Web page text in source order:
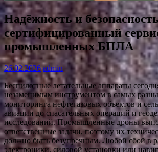
Надёжность и
сертифицированный
промышленных БПЛА
26.02.2026 admin
Беспилотные летательные аппараты
незаменимым инструментом в самых
мониторинга нефтегазовых объектов и
авиации до спасательных операций и
исследований. Промышленные дроны
ответственные задачи, поэтому их
должно быть безупречным. Любой сбой в
электроники, силовой установки или